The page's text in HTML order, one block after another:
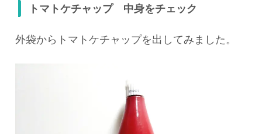
トマトケチャップ 中身をチェック
外袋からトマトケチャップを出してみました。